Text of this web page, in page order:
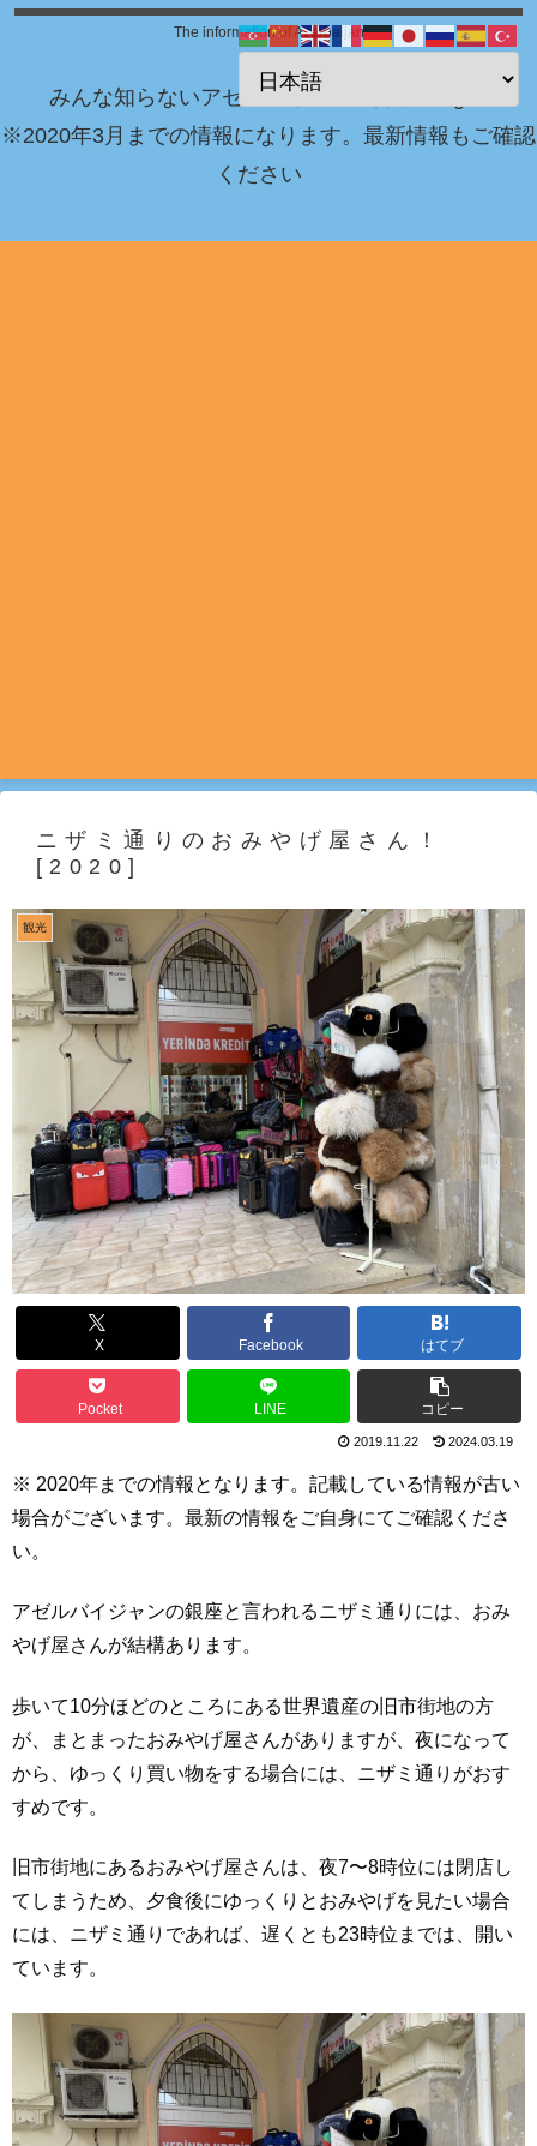
The information of Azerbaijan
みんな知らないアゼルバイジャン情報 Blog！
※2020年3月までの情報になります。最新情報もご確認
ください
ニザミ通りのおみやげ屋さん！
[2020]
観光
X Facebook はてブ
Pocket LINE コピー
2019.11.22 2024.03.19
※ 2020年までの情報となります。記載している情報が古い
場合がございます。最新の情報をご自身にてご確認くださ
い。
アゼルバイジャンの銀座と言われるニザミ通りには、おみ
やげ屋さんが結構あります。
歩いて10分ほどのところにある世界遺産の旧市街地の方
が、まとまったおみやげ屋さんがありますが、夜になって
から、ゆっくり買い物をする場合には、ニザミ通りがおす
すめです。
旧市街地にあるおみやげ屋さんは、夜7〜8時位には閉店し
てしまうため、夕食後にゆっくりとおみやげを見たい場合
には、ニザミ通りであれば、遅くとも23時位までは、開い
ています。